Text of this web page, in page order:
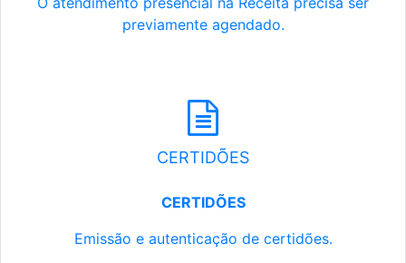
previamente agendado.
CERTIDÕES
CERTIDÕES
Emissão e autenticação de certidões.